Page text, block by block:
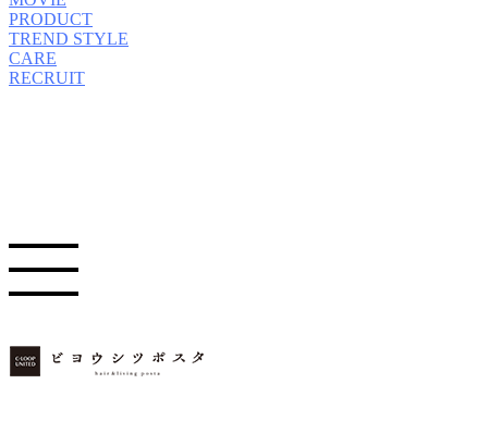
PRODUCT
TREND STYLE
CARE
RECRUIT